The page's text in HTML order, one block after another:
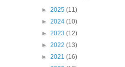
► 2025 (11)
► 2024 (10)
► 2023 (12)
► 2022 (13)
► 2021 (16)